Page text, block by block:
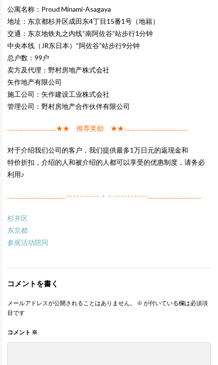
公寓名称：Proud Minami-Asagaya
地址：东京都杉并区成田东4丁目15番1号（地籍）
交通：东京地铁丸之内线“南阿佐谷”站步行1分钟
中央本线（JR东日本）“阿佐谷”站步行9分钟
总户数：99户
卖方及代理：野村房地产株式会社
矢作地产有限公司
施工公司：矢作建设工业株式会社
管理公司：野村房地产合作伙伴有限公司
…………………………★★ 推荐奖励 ★★…………………………………
对于介绍我们公司的客户，我们提供最多1万日元的返现金和
特价折扣，介绍的人和被介绍的人都可以享受的优惠制度，请务必
利用♪
………………………………‥‥‥‥‥・・‥‥‥‥‥……………………………
杉并区
东京都
参观活动陪同
コメントを書く
メールアドレスが公開されることはありません。 ※ が付いている欄は必須項
目です
コメント ※